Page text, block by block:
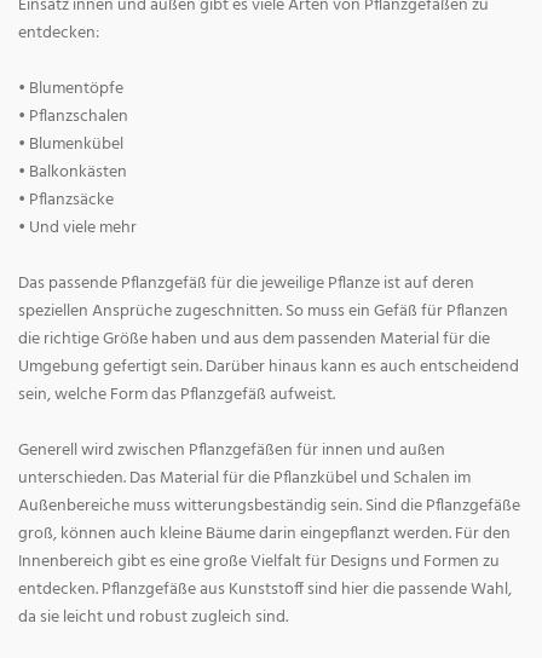
Einsatz innen und außen gibt es viele Arten von Pflanzgefäßen zu
entdecken:
• Blumentöpfe
• Pflanzschalen
• Blumenkübel
• Balkonkästen
• Pflanzsäcke
• Und viele mehr
Das passende Pflanzgefäß für die jeweilige Pflanze ist auf deren
speziellen Ansprüche zugeschnitten. So muss ein Gefäß für Pflanzen
die richtige Größe haben und aus dem passenden Material für die
Umgebung gefertigt sein. Darüber hinaus kann es auch entscheidend
sein, welche Form das Pflanzgefäß aufweist.
Generell wird zwischen Pflanzgefäßen für innen und außen
unterschieden. Das Material für die Pflanzkübel und Schalen im
Außenbereiche muss witterungsbeständig sein. Sind die Pflanzgefäße
groß, können auch kleine Bäume darin eingepflanzt werden. Für den
Innenbereich gibt es eine große Vielfalt für Designs und Formen zu
entdecken. Pflanzgefäße aus Kunststoff sind hier die passende Wahl,
da sie leicht und robust zugleich sind.